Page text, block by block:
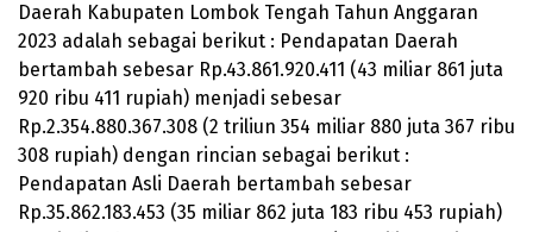
Daerah Kabupaten Lombok Tengah Tahun Anggaran
2023 adalah sebagai berikut : Pendapatan Daerah
bertambah sebesar Rp.43.861.920.411 (43 miliar 861 juta
920 ribu 411 rupiah) menjadi sebesar
Rp.2.354.880.367.308 (2 triliun 354 miliar 880 juta 367 ribu
308 rupiah) dengan rincian sebagai berikut :
Pendapatan Asli Daerah bertambah sebesar
Rp.35.862.183.453 (35 miliar 862 juta 183 ribu 453 rupiah)